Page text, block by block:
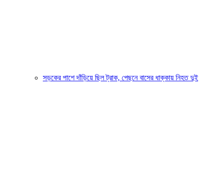
সড়কের পাশে দাঁড়িয়ে ছিল ট্রাক, পেছনে বাসের ধাক্কায় নিহত দুই